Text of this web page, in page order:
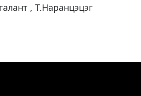
, Т.Наранцэцэг